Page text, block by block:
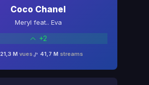
Coco Chanel
Meryl feat.. Eva
+2
21,3 M vues 41,7 M streams